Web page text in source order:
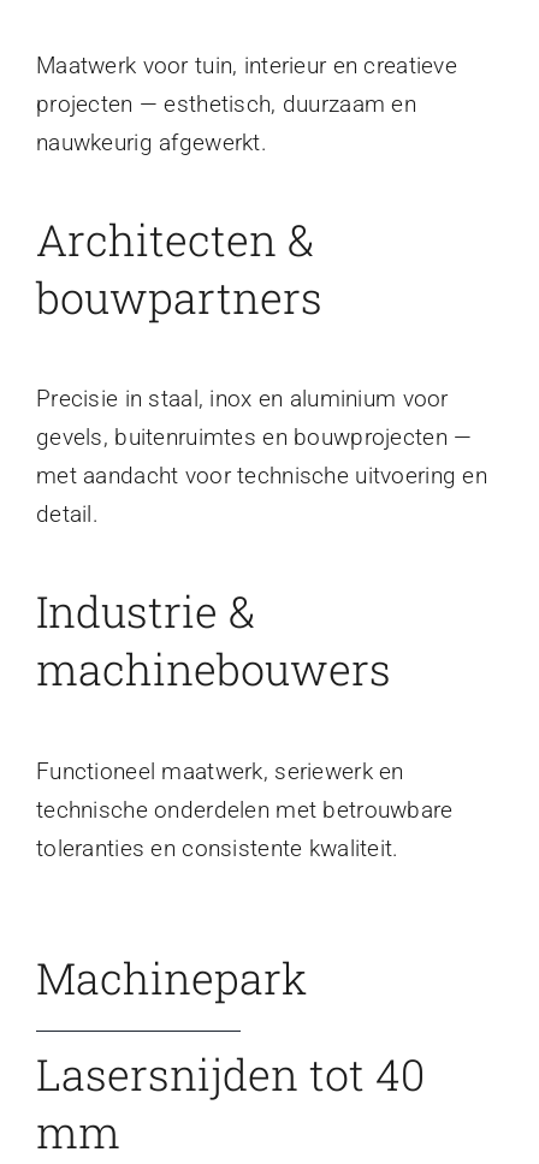
Maatwerk voor tuin, interieur en creatieve
projecten — esthetisch, duurzaam en
nauwkeurig afgewerkt.
Architecten &
bouwpartners
Precisie in staal, inox en aluminium voor
gevels, buitenruimtes en bouwprojecten —
met aandacht voor technische uitvoering en
detail.
Industrie &
machinebouwers
Functioneel maatwerk, seriewerk en
technische onderdelen met betrouwbare
toleranties en consistente kwaliteit.
Machinepark
Lasersnijden tot 40
mm